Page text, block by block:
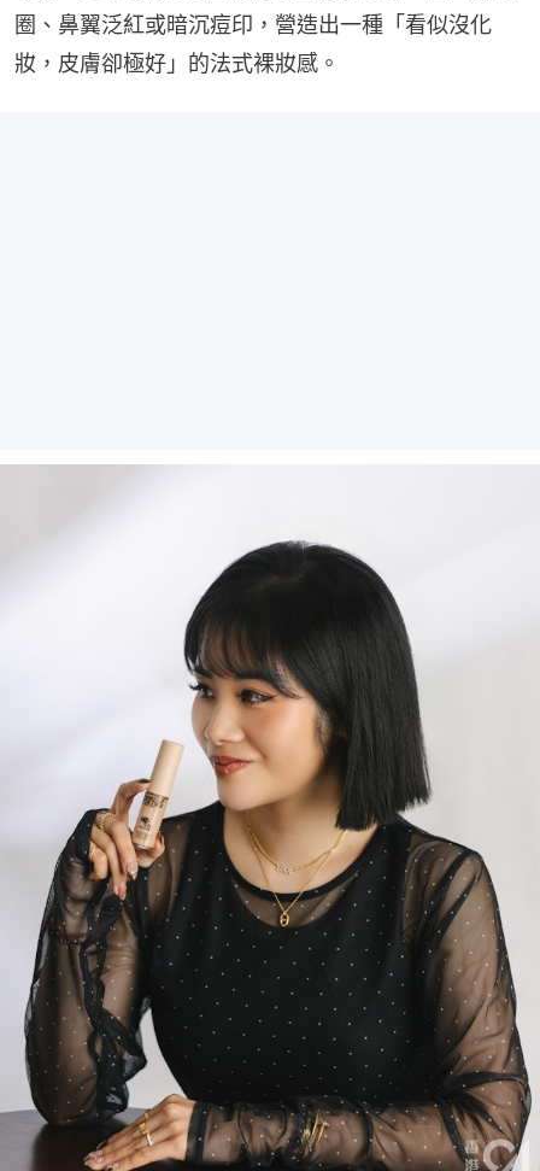
圈、鼻翼泛紅或暗沉痘印，營造出一種「看似沒化
妝，皮膚卻極好」的法式裸妝感。